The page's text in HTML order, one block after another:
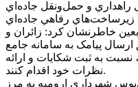
راهداري و حمل‌ونقل جاده‌اي
زيرساخت‌هاي رفاهي جاده‌اي
خاطرنشان کرد: زائران و
ارسال پيامک به سامانه جامع
نسبت به ثبت شکايات و ارائه
نظرات خود اقدام کنند.
ميني‌بوس شهرداري اروميه به مرز